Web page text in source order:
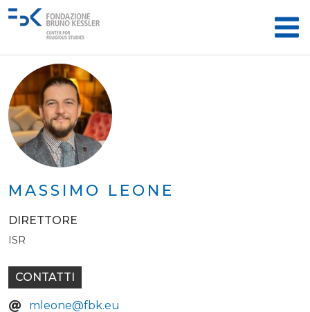
MASSIMO LEONE
DIRETTORE
ISR
CONTATTI
mleone@fbk.eu